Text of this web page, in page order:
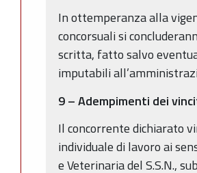
In ottemperanza alla
concorsuali si
scritta, fatto salvo
imputabili
9 – Adempimenti dei
Il concorrente dichiarato
individuale di lavoro ai
e Veterinaria del S.S.N.,